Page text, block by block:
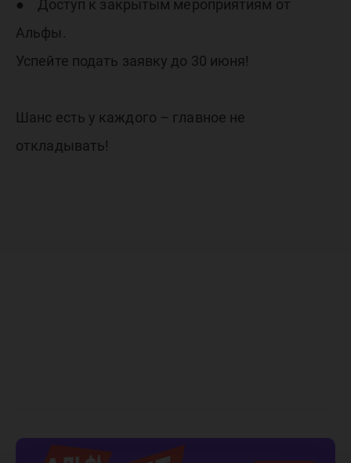
● Доступ к закрытым мероприятиям от
Альфы.
Успейте подать заявку до 30 июня!
Шанс есть у каждого – главное не
откладывать!